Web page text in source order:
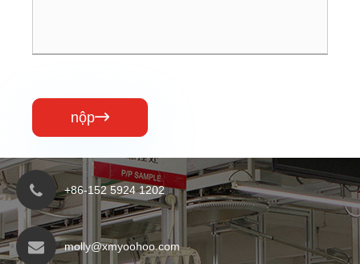
nộp
+86-152 5924 1202
molly@xmyoohoo.com